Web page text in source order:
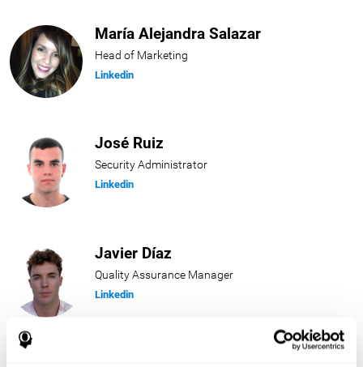
María Alejandra Salazar
Head of Marketing
Linkedin
José Ruiz
Security Administrator
Linkedin
Javier Díaz
Quality Assurance Manager
Linkedin